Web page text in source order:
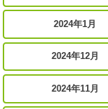
2024年1月
2024年12月
2024年11月